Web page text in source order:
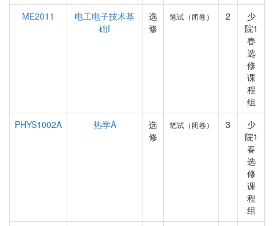
ME2011
电工电子技术基
础I
选
修
笔试（闭卷） 2
少
院1
春
选
修
课
程
组
PHYS1002A
热学A
选
修
笔试（闭卷） 3
少
院1
春
选
修
课
程
组